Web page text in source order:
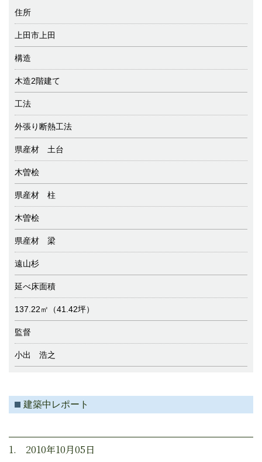
住所
上田市上田
構造
木造2階建て
工法
外張り断熱工法
県産材 土台
木曽桧
県産材 柱
木曽桧
県産材 梁
遠山杉
延べ床面積
137.22㎡（41.42坪）
監督
小出 浩之
建築中レポート
1. 2010年10月05日